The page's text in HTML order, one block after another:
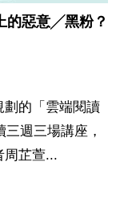
的惡意╱黑粉？
劃的「雲端閱讀
週三場講座，
周芷萱...